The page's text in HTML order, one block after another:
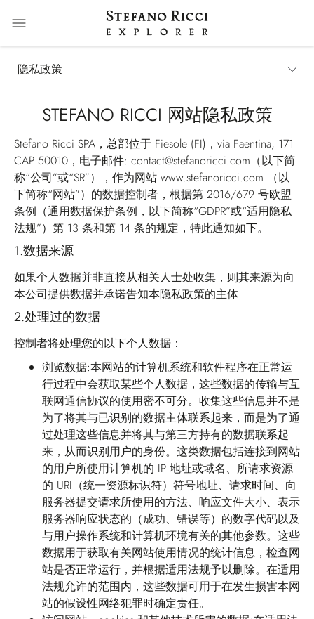
隐私政策
STEFANO RICCI 网站隐私政策
Stefano Ricci SPA，总部位于 Fiesole (FI)，via Faentina, 171
CAP 50010，电子邮件: contact@stefanoricci.com（以下简
称“公司”或“SR”），作为网站 www.stefanoricci.com （以
下简称“网站”）的数据控制者，根据第 2016/679 号欧盟
条例（通用数据保护条例，以下简称“GDPR”或“适用隐私
法规”）第 13 条和第 14 条的规定，特此通知如下。
1.数据来源
如果个人数据并非直接从相关人士处收集，则其来源为向
本公司提供数据并承诺告知本隐私政策的主体
2.处理过的数据
控制者将处理您的以下个人数据：
浏览数据:本网站的计算机系统和软件程序在正常运
行过程中会获取某些个人数据，这些数据的传输与互
联网通信协议的使用密不可分。收集这些信息并不是
为了将其与已识别的数据主体联系起来，而是为了通
过处理这些信息并将其与第三方持有的数据联系起
来，从而识别用户的身份。这类数据包括连接到网站
的用户所使用计算机的 IP 地址或域名、所请求资源
的 URI（统一资源标识符）符号地址、请求时间、向
服务器提交请求所使用的方法、响应文件大小、表示
服务器响应状态的（成功、错误等）的数字代码以及
与用户操作系统和计算机环境有关的其他参数。这些
数据用于获取有关网站使用情况的统计信息，检查网
站是否正常运行，并根据适用法规予以删除。在适用
法规允许的范围内，这些数据可用于在发生损害本网
站的假设性网络犯罪时确定责任。